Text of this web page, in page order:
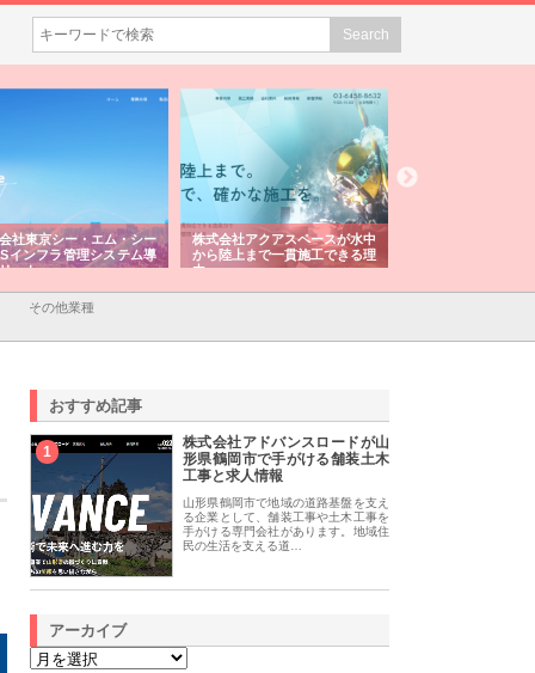
社東京シー・エム・シー
インフラ管理システム導
ット
株式会社アクアスペースが水中
から陸上まで一貫施工できる理
由
その他業種
おすすめ記事
1
株式会社アドバンスロードが山
形県鶴岡市で手がける舗装土木
工事と求人情報
山形県鶴岡市で地域の道路基盤を支え
る企業として、舗装工事や土木工事を
手がける専門会社があります。地域住
民の生活を支える道…
アーカイブ